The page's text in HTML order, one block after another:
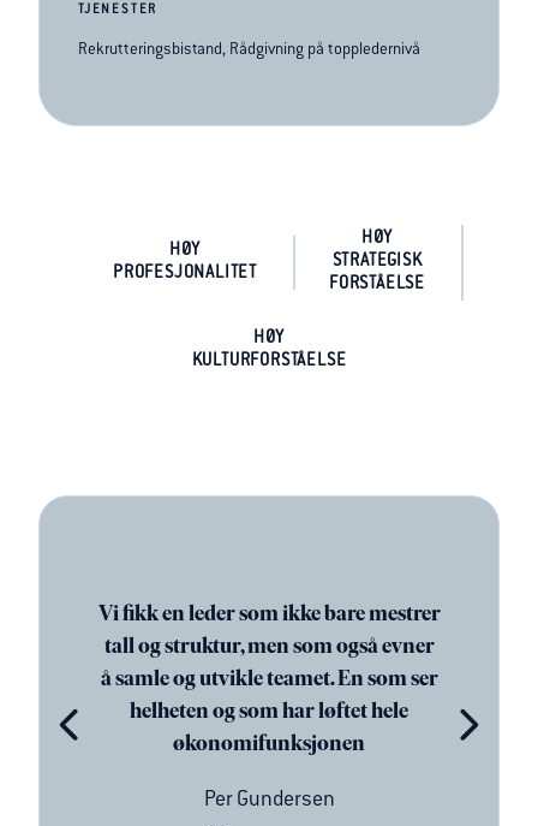
TJENESTER
Rekrutteringsbistand, Rådgivning på toppledernivå
HØY
PROFESJONALITET
HØY
STRATEGISK
FORSTÅELSE
HØY
KULTURFORSTÅELSE
Vi fikk en leder som ikke bare mestrer
tall og struktur, men som også evner
å samle og utvikle teamet. En som ser
helheten og som har løftet hele
økonomifunksjonen
Per Gundersen